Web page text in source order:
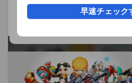
◇iPhone版の特徴◇
ゲームボーイアドバンス用に追加さ
搭載。キャラクターたちのサイドス
ハロー・ヒーロー
早速チェック